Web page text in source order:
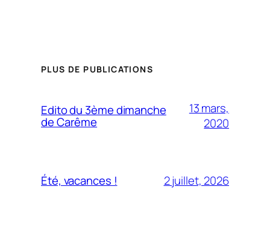
PLUS DE PUBLICATIONS
Edito du 3ème dimanche
de Carême
13 mars,
2020
Été, vacances ! 2 juillet, 2026